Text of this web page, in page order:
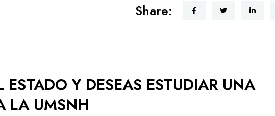
Share:
Y DESEAS ESTUDIAR UNA
LA UMSNH